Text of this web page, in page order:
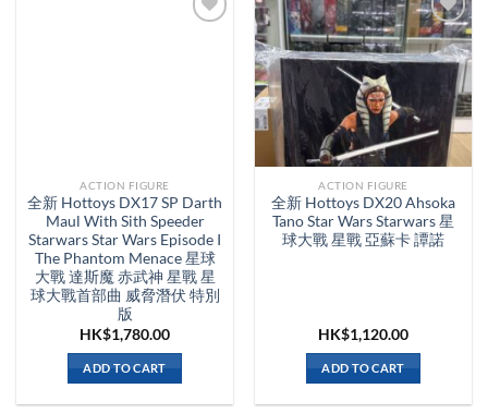
ACTION FIGURE
全新 Hottoys DX17 SP Darth
Maul With Sith Speeder
Starwars Star Wars Episode I
The Phantom Menace 星球
大戰 達斯魔 赤武神 星戰 星
球大戰首部曲 威脅潛伏 特別
版
HK$1,780.00
ADD TO CART
ACTION FIGURE
全新 Hottoys DX20 Ahsoka
Tano Star Wars Starwars 星
球大戰 星戰 亞蘇卡 譚諾
HK$1,120.00
ADD TO CART